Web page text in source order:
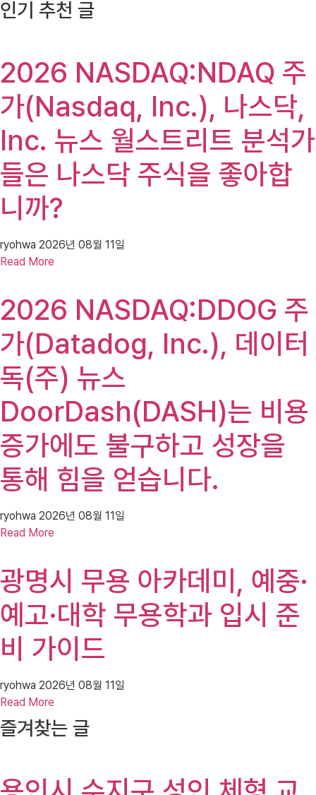
인기 추천 글
2026 NASDAQ:NDAQ 주
가(Nasdaq, Inc.), 나스닥,
Inc. 뉴스 월스트리트 분석가
들은 나스닥 주식을 좋아합
니까?
ryohwa 2026년 08월 11일
Read More
2026 NASDAQ:DDOG 주
가(Datadog, Inc.), 데이터
독(주) 뉴스
DoorDash(DASH)는 비용
증가에도 불구하고 성장을
통해 힘을 얻습니다.
ryohwa 2026년 08월 11일
Read More
광명시 무용 아카데미, 예중·
예고·대학 무용학과 입시 준
비 가이드
ryohwa 2026년 08월 11일
Read More
즐겨찾는 글